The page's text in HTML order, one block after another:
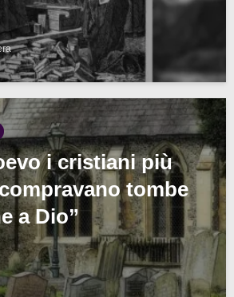
i cristiani più
tombe
a Dio”